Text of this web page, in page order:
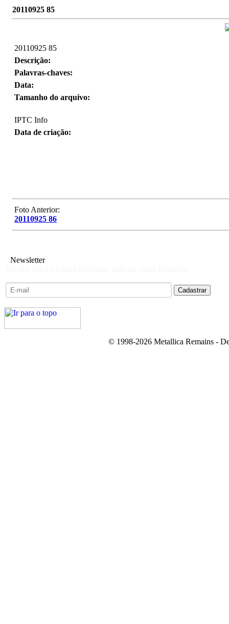
20110925 85
20110925 85
Descrição:
Palavras-chaves:
Data:
Tamanho do arquivo:
IPTC Info
Data de criação:
Foto Anterior:
20110925 86
Newsletter
© 1998-2026 Metallica Remains -